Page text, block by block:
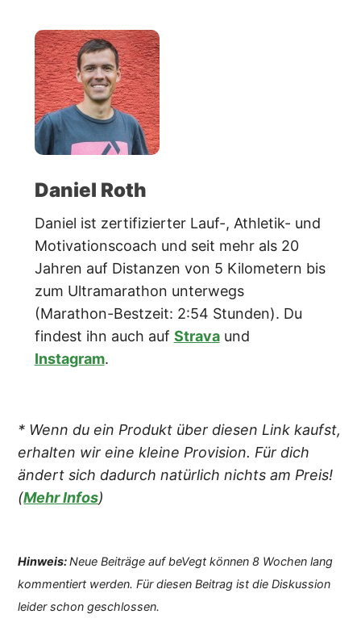
Daniel Roth
Daniel ist zertifizierter Lauf-, Athletik- und
Motivationscoach und seit mehr als 20
Jahren auf Distanzen von 5 Kilometern bis
zum Ultramarathon unterwegs
(Marathon-Bestzeit: 2:54 Stunden). Du
findest ihn auch auf Stravaund
Instagram.
* Wenn du ein Produkt über diesen Link kaufst,
erhalten wir eine kleine Provision. Für dich
ändert sich dadurch natürlich nichts am Preis!
(Mehr Infos)
Hinweis:Neue Beiträge auf beVegt können 8 Wochen lang
kommentiert werden. Für diesen Beitrag ist die Diskussion
leider schon geschlossen.